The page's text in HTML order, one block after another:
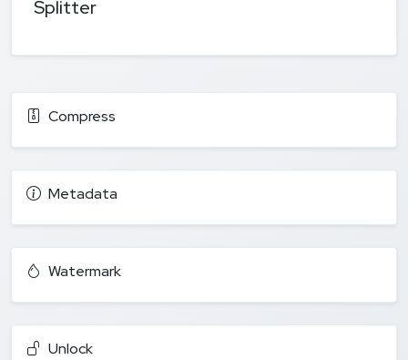
Splitter
Compress
Metadata
Watermark
Unlock